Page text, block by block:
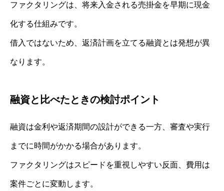
ファクタリングは、将来入金される売掛金を早期に現金
化する仕組みです。
借入ではないため、返済計画を立てる融資とは発想が異
なります。
融資と比べたときの検討ポイント
融資は金利や返済期間の設計ができる一方、審査や実行
までに時間がかかる場合があります。
ファクタリングはスピードを重視しやすい反面、費用は
案件ごとに変動します。